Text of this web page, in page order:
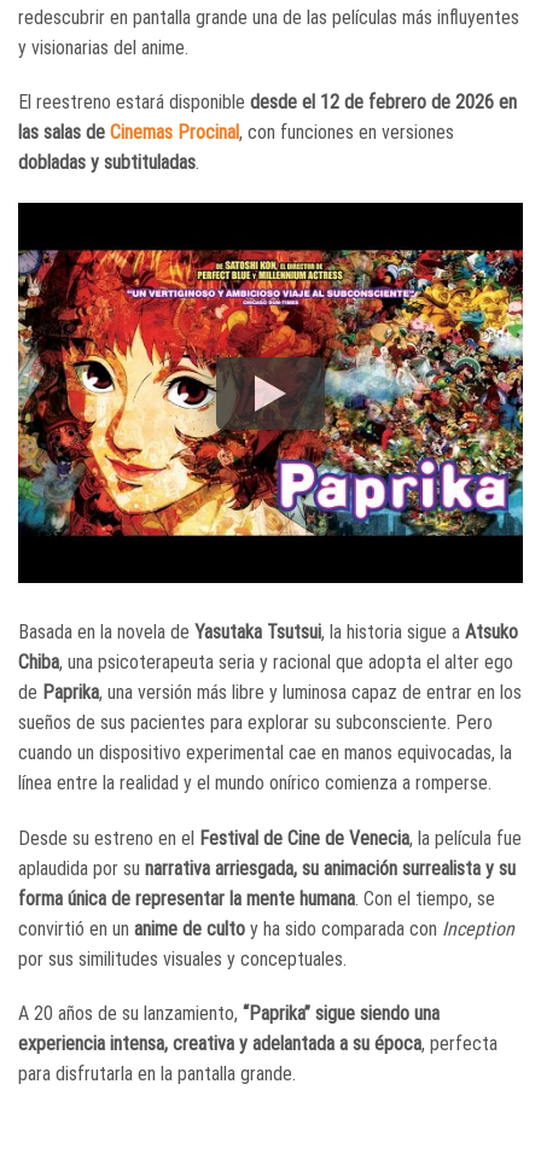
redescubrir en pantalla grande una de las películas más influyentes
y visionarias del anime.
El reestreno estará disponible desde el 12 de febrero de 2026 en
las salas de Cinemas Procinal, con funciones en versiones
dobladas y subtituladas.
Basada en la novela de Yasutaka Tsutsui, la historia sigue a Atsuko
Chiba, una psicoterapeuta seria y racional que adopta el alter ego
de Paprika, una versión más libre y luminosa capaz de entrar en los
sueños de sus pacientes para explorar su subconsciente. Pero
cuando un dispositivo experimental cae en manos equivocadas, la
línea entre la realidad y el mundo onírico comienza a romperse.
Desde su estreno en el Festival de Cine de Venecia, la película fue
aplaudida por su narrativa arriesgada, su animación surrealista y su
forma única de representar la mente humana. Con el tiempo, se
convirtió en un anime de culto y ha sido comparada con Inception
por sus similitudes visuales y conceptuales.
A 20 años de su lanzamiento, “Paprika” sigue siendo una
experiencia intensa, creativa y adelantada a su época, perfecta
para disfrutarla en la pantalla grande.